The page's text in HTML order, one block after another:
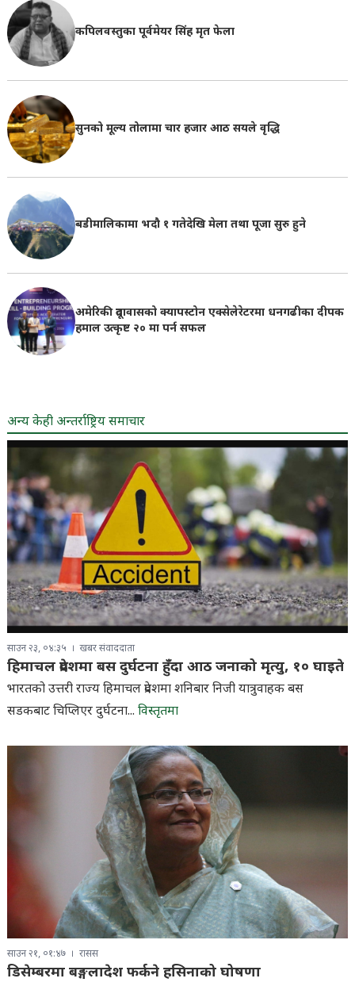
कपिलवस्तुका पूर्वमेयर सिंह मृत फेला
सुनको मूल्य तोलामा चार हजार आठ सयले वृद्धि
बडीमालिकामा भदौ १ गतेदेखि मेला तथा पूजा सुरु हुने
अमेरिकी दूतावासको क्यापस्टोन एक्सेलेरेटरमा धनगढीका दीपक
हमाल उत्कृष्ट २० मा पर्न सफल
अन्य केही अन्तर्राष्ट्रिय समाचार
साउन २३, ०४:३५ खबर संवाददाता
हिमाचल प्रदेशमा बस दुर्घटना हुँदा आठ जनाको मृत्यु, १० घाइते
भारतको उत्तरी राज्य हिमाचल प्रदेशमा शनिबार निजी यात्रुवाहक बस
सडकबाट चिप्लिएर दुर्घटना... विस्तृतमा
साउन २१, ०१:४७ रासस
डिसेम्बरमा बङ्गलादेश फर्कने हसिनाको घोषणा